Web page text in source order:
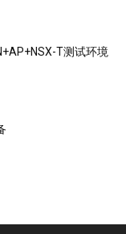
T测试环境